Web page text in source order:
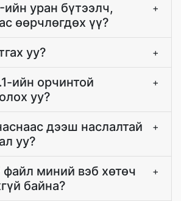
уран бүтээлч,
өөрчлөгдөх үү?
+
уу? +
ийн орчинтой
уу?
+
дээш наслалтай
уу?
+
файл миний вэб хөтөч
байна?
+